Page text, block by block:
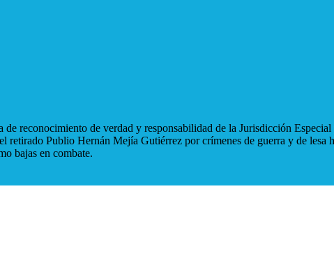
de reconocimiento de verdad y responsabilidad de la Jurisdicción
retirado Publio Hernán Mejía Gutiérrez por crímenes de guerra y de
bajas en combate.